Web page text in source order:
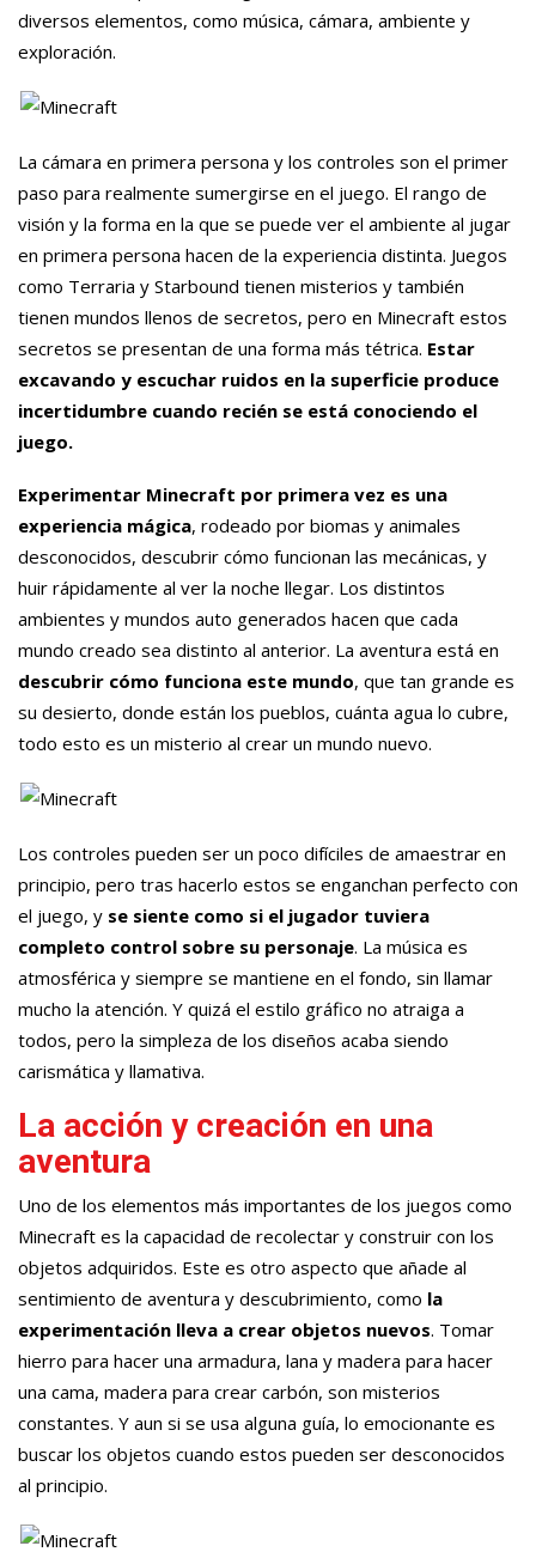
diversos elementos, como música, cámara, ambiente y
exploración.
La cámara en primera persona y los controles son el primer
paso para realmente sumergirse en el juego. El rango de
visión y la forma en la que se puede ver el ambiente al jugar
en primera persona hacen de la experiencia distinta. Juegos
como Terraria y Starbound tienen misterios y también
tienen mundos llenos de secretos, pero en Minecraft estos
secretos se presentan de una forma más tétrica. Estar
excavando y escuchar ruidos en la superficie produce
incertidumbre cuando recién se está conociendo el
juego.
Experimentar Minecraft por primera vez es una
experiencia mágica, rodeado por biomas y animales
desconocidos, descubrir cómo funcionan las mecánicas, y
huir rápidamente al ver la noche llegar. Los distintos
ambientes y mundos auto generados hacen que cada
mundo creado sea distinto al anterior. La aventura está en
descubrir cómo funciona este mundo, que tan grande es
su desierto, donde están los pueblos, cuánta agua lo cubre,
todo esto es un misterio al crear un mundo nuevo.
Los controles pueden ser un poco difíciles de amaestrar en
principio, pero tras hacerlo estos se enganchan perfecto con
el juego, y se siente como si el jugador tuviera
completo control sobre su personaje. La música es
atmosférica y siempre se mantiene en el fondo, sin llamar
mucho la atención. Y quizá el estilo gráfico no atraiga a
todos, pero la simpleza de los diseños acaba siendo
carismática y llamativa.
La acción y creación en una
aventura
Uno de los elementos más importantes de los juegos como
Minecraft es la capacidad de recolectar y construir con los
objetos adquiridos. Este es otro aspecto que añade al
sentimiento de aventura y descubrimiento, como la
experimentación lleva a crear objetos nuevos. Tomar
hierro para hacer una armadura, lana y madera para hacer
una cama, madera para crear carbón, son misterios
constantes. Y aun si se usa alguna guía, lo emocionante es
buscar los objetos cuando estos pueden ser desconocidos
al principio.